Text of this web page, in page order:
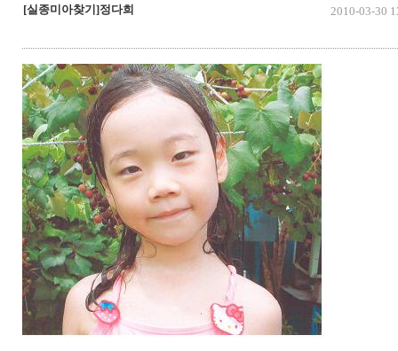
[실종미아찾기]정다희 2010-03-30